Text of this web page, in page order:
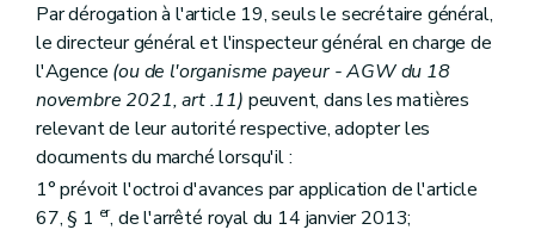
Par dérogation à l'article 19, seuls le secrétaire général,
le directeur général et l'inspecteur général en charge de
l'Agence (ou de l'organisme payeur - AGW du 18
novembre 2021, art .11) peuvent, dans les matières
relevant de leur autorité respective, adopter les
documents du marché lorsqu'il :
1° prévoit l'octroi d'avances par application de l'article
67, § 1 er, de l'arrêté royal du 14 janvier 2013;